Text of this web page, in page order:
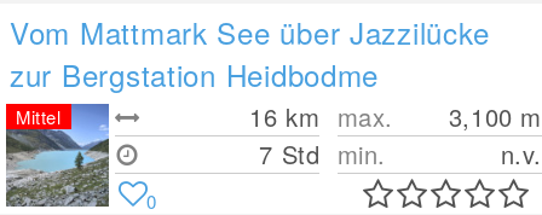
Vom Mattmark See über Jazzilücke
zur Bergstation Heidbodme
16 km
7 Std
max. 3,100 m
min.
n.v.
Mittel
0